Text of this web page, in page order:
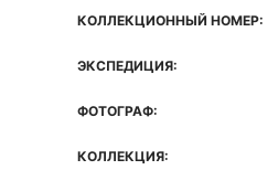
КОЛЛЕКЦИОННЫЙ НОМЕР:
ЭКСПЕДИЦИЯ:
ФОТОГРАФ:
КОЛЛЕКЦИЯ: